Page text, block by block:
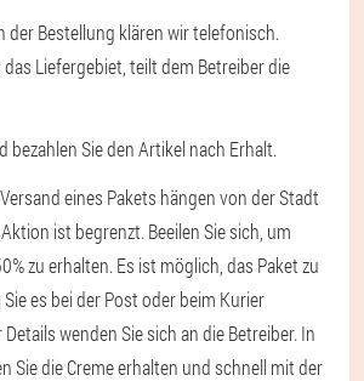
der Bestellung klären wir telefonisch.
Liefergebiet, teilt dem Betreiber die
bezahlen Sie den Artikel nach Erhalt.
eines Pakets hängen von der Stadt
ist begrenzt. Beeilen Sie sich, um
zu erhalten. Es ist möglich, das Paket zu
es bei der Post oder beim Kurier
wenden Sie sich an die Betreiber. In
Sie die Creme erhalten und schnell mit der